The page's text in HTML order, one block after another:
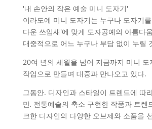
'내 손안의 작은 예술 미니 도자기'
이라도예 미니 도자기는 누구나 도자기
다운 쓰임새'에 맞게 도자공예의 아름다
대중적으로 어느 누구나 부담 없이 누릴
20여 년의 세월을 넘어 지금까지 미니 도
작업으로 만들며 대중과 만나오고 있다.
그동안. 디자인과 스타일이 트렌드에 따
만, 전통예술의 축소 구현한 작품과 트렌
크한 디자인의 다양한 오브제와 소품을